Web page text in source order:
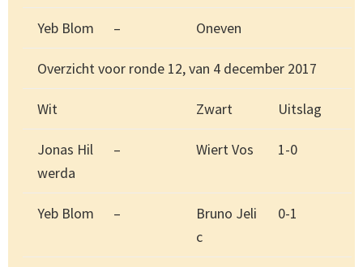
Yeb Blom – Oneven
Overzicht voor ronde 12, van 4 december 2017
Wit Zwart Uitslag
Jonas Hil
werda
– Wiert Vos 1-0
Yeb Blom –
Bruno Jeli
c
0-1